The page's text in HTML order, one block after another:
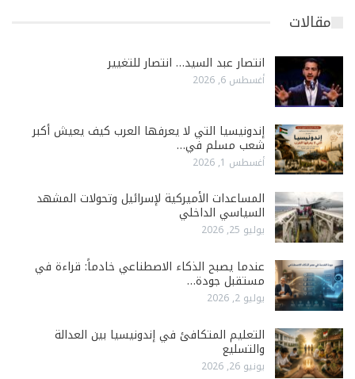
مقالات
انتصار عبد السيد… انتصار للتغيير
أغسطس 6, 2026
إندونيسيا التي لا يعرفها العرب كيف يعيش أكبر
شعب مسلم في…
أغسطس 1, 2026
المساعدات الأميركية لإسرائيل وتحولات المشهد
السياسي الداخلي
يوليو 25, 2026
عندما يصبح الذكاء الاصطناعي خادماً: قراءة في
مستقبل جودة…
يوليو 2, 2026
التعليم المتكافئ في إندونيسيا بين العدالة
والتسليع
يونيو 26, 2026